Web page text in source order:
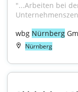
"...Arbeiten bei
wbg Nürnberg
Nürnberg